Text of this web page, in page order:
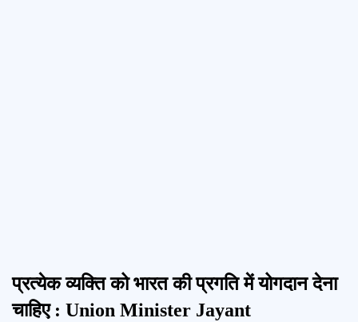
प्रत्येक व्यक्ति को भारत की प्रगति में योगदान देना
चाहिए : Union Minister Jayant